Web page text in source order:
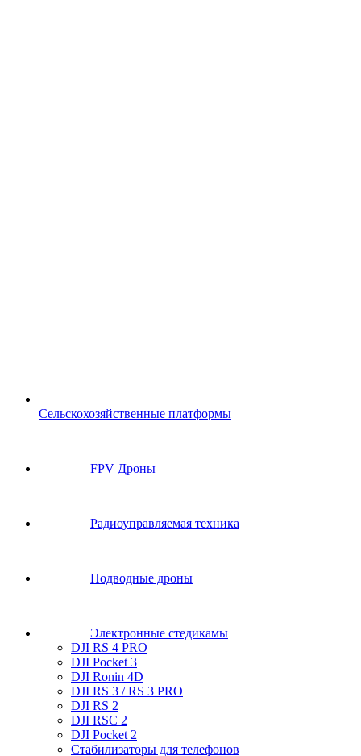
Сельскохозяйственные платформы
FPV Дроны
Радиоуправляемая техника
Подводные дроны
Электронные стедикамы
DJI RS 4 PRO
DJI Pocket 3
DJI Ronin 4D
DJI RS 3 / RS 3 PRO
DJI RS 2
DJI RSC 2
DJI Pocket 2
Стабилизаторы для телефонов